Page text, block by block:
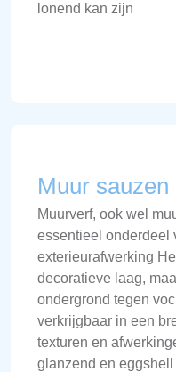
lonend kan zijn
Muur
Muurverf, ook wel
essentieel onderdeel
exterieurafwerking
decoratieve laag,
ondergrond tegen
verkrijgbaar in een
texturen en
glanzend en